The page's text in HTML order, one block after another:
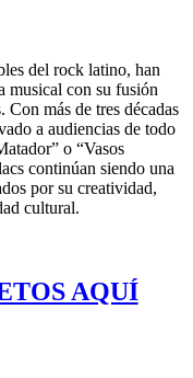
del rock latino, han
musical con su fusión
más de tres décadas
a audiencias de todo
o “Vasos
continúan siendo una
por su creatividad,
cultural.
AQUÍ